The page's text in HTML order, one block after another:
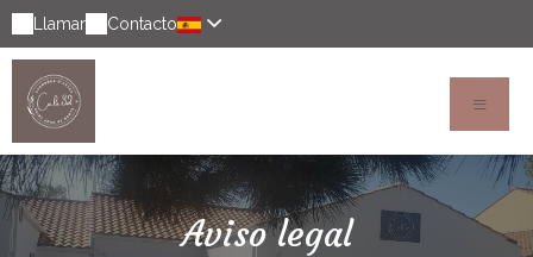
Llamar Contacto
Aviso legal